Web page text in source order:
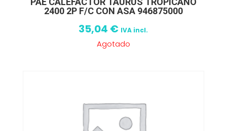
2400 2P F/C CON ASA 946875000
35,04 € IVA incl.
Agotado